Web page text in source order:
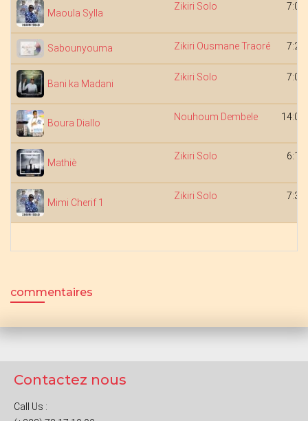
Maoula Sylla
Zikiri Solo 7:01
Sabounyouma Zikiri Ousmane Traoré 7:26
Bani ka Madani
Zikiri Solo 7:08
Boura Diallo
Nouhoum Dembele 14:05
Mathiè
Zikiri Solo 6:18
Mimi Cherif 1
Zikiri Solo 7:32
commentaires
Contactez nous
Call Us :